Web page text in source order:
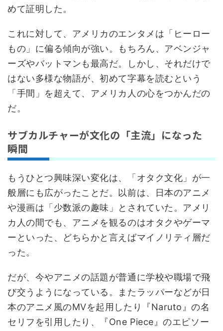
めて証明した。
これに対して、アメリカのエンタメは「ヒーロー
もの」に偏る傾向が強い。もちろん、アベンジャ
ーズやバットマンも最高だ。しかし、それだけで
はない多様な物語が、初めて字幕を読むという
「手間」を超えて、アメリカ人の心をつかんだの
だ。
サブカルチャーが文化の「主流」になった
瞬間
もうひとつ興味深い変化は、「オタク文化」が一
般層にも広がったことだ。以前は、日本のアニメ
や漫画は「少数派の趣味」とされていた。アメリ
カ人の間でも、アニメを観るのはオタクやゲーマ
ーといった、どちらかと言えばマイノリティ層だ
った。
だが、今やアニメの話題が普通に学校や職場で飛
び交うようになっている。またラッパーなどが日
本のアニメ風のMVを起用したり『Naruto』の名
セリフを引用したり、『One Piece』のエピソー